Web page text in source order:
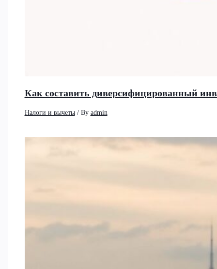
Как составить диверсифицированный
Налоги и вычеты/ By admin